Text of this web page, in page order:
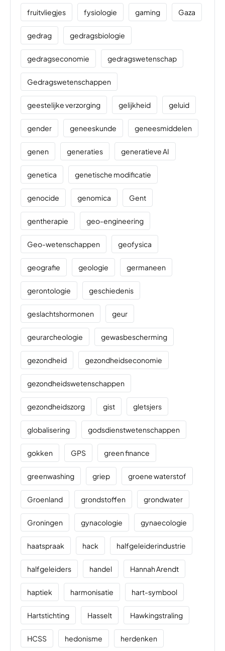
fruitvliegjes fysiologie gaming Gaza
gedrag gedragsbiologie
gedragseconomie gedragswetenschap
Gedragswetenschappen
geestelijke verzorging gelijkheid geluid
gender geneeskunde geneesmiddelen
genen generaties generatieve AI
genetica genetische modificatie
genocide genomica Gent
gentherapie geo-engineering
Geo-wetenschappen geofysica
geografie geologie germaneen
gerontologie geschiedenis
geslachtshormonen geur
geurarcheologie gewasbescherming
gezondheid gezondheidseconomie
gezondheidswetenschappen
gezondheidszorg gist gletsjers
globalisering godsdienstwetenschappen
gokken GPS green finance
greenwashing griep groene waterstof
Groenland grondstoffen grondwater
Groningen gynacologie gynaecologie
haatspraak hack halfgeleiderindustrie
halfgeleiders handel Hannah Arendt
haptiek harmonisatie hart-symbool
Hartstichting Hasselt Hawkingstraling
HCSS hedonisme herdenken